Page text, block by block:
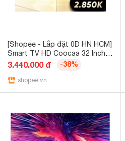
[Shopee - Lắp đặt 0Đ HN HCM]
Smart TV HD Coocaa 32 Inch
Wifi - Model 32S3U+
3.440.000 đ -38%
shopee.vn